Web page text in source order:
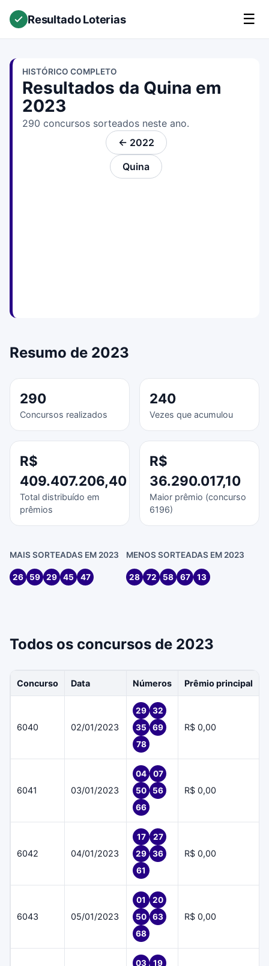
Resultado Loterias ☰
HISTÓRICO COMPLETO
Resultados da Quina em
2023
290 concursos sorteados neste ano.
← 2022
Quina
Resumo de 2023
290
Concursos realizados
240
Vezes que acumulou
R$
409.407.206,40
Total distribuído em
prêmios
R$
36.290.017,10
Maior prêmio (concurso
6196)
MAIS SORTEADAS EM 2023
26 59 29 45 47
MENOS SORTEADAS EM 2023
28 72 58 67 13
Todos os concursos de 2023
Concurso Data Números Prêmio principal
6040 02/01/2023
29
32
35
69
78
R$ 0,00
6041 03/01/2023
04
07
50
56
66
R$ 0,00
6042 04/01/2023
17
27
29
36
61
R$ 0,00
6043 05/01/2023
01
20
50
63
68
R$ 0,00
03
19